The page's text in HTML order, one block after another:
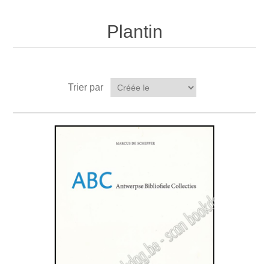
Plantin
Trier par